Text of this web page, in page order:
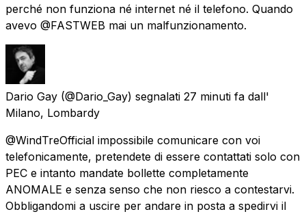
perché non funziona né internet né il telefono. Quando
avevo @FASTWEB mai un malfunzionamento.
Dario Gay (@Dario_Gay) segnalati 27 minuti fa dall'
Milano, Lombardy
@WindTreOfficial impossibile comunicare con voi
telefonicamente, pretendete di essere contattati solo con
PEC e intanto mandate bollette completamente
ANOMALE e senza senso che non riesco a contestarvi.
Obbligandomi a uscire per andare in posta a spedirvi il